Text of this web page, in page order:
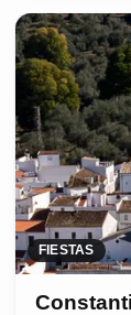
FIESTAS